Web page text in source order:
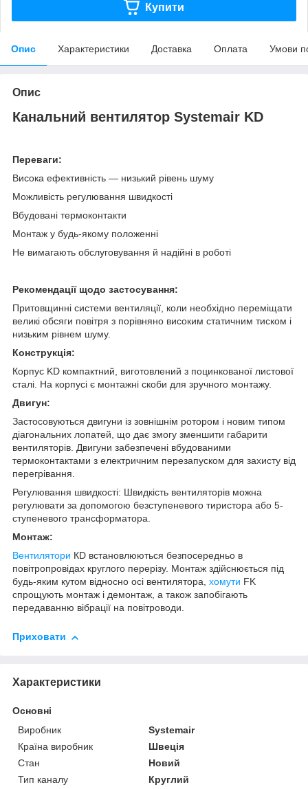
Купити
Опис Характеристики Доставка Оплата Умови
Опис
Канальний вентилятор Systemair KD
Переваги:
Висока ефективність — низький рівень шуму
Можливість регулювання швидкості
Вбудовані термоконтакти
Монтаж у будь-якому положенні
Не вимагають обслуговування й надійні в роботі
Рекомендації щодо застосування:
Притовщинні системи вентиляції, коли необхідно переміщати
великі обсяги повітря з порівняно високим статичним тиском і
низьким рівнем шуму.
Конструкція:
Корпус KD компактний, виготовлений з поцинкованої листової
сталі. На корпусі є монтажні скоби для зручного монтажу.
Двигун:
Застосовуються двигуни із зовнішнім ротором і новим типом
діагональних лопатей, що дає змогу зменшити габарити
вентиляторів. Двигуни забезпечені вбудованими
термоконтактами з електричним перезапуском для захисту від
перегрівання.
Регулювання швидкості: Швидкість вентиляторів можна
регулювати за допомогою безступеневого тиристора або 5-
ступеневого трансформатора.
Монтаж:
Вентилятори КD встановлюються безпосередньо в
повітропровідах круглого перерізу. Монтаж здійснюється під
будь-яким кутом відносно осі вентилятора, хомути FK
спрощують монтаж і демонтаж, а також запобігають
передаванню вібрації на повітроводи.
Приховати
Характеристики
Основні
Виробник
Systemair
Країна виробник
Швеція
Стан
Новий
Тип каналу
Круглий